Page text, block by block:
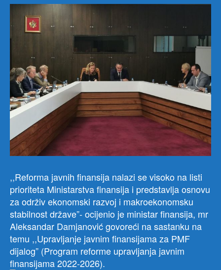
,,Reforma javnih finansija nalazi se visoko na listi
prioriteta Ministarstva finansija i predstavlja osnovu
za održiv ekonomski razvoj i makroekonomsku
stabilnost države”- ocijenio je ministar finansija, mr
Aleksandar Damjanović govoreći na sastanku na
temu ,,Upravljanje javnim finansijama za PMF
dijalog” (Program reforme upravljanja javnim
finansijama 2022-2026).